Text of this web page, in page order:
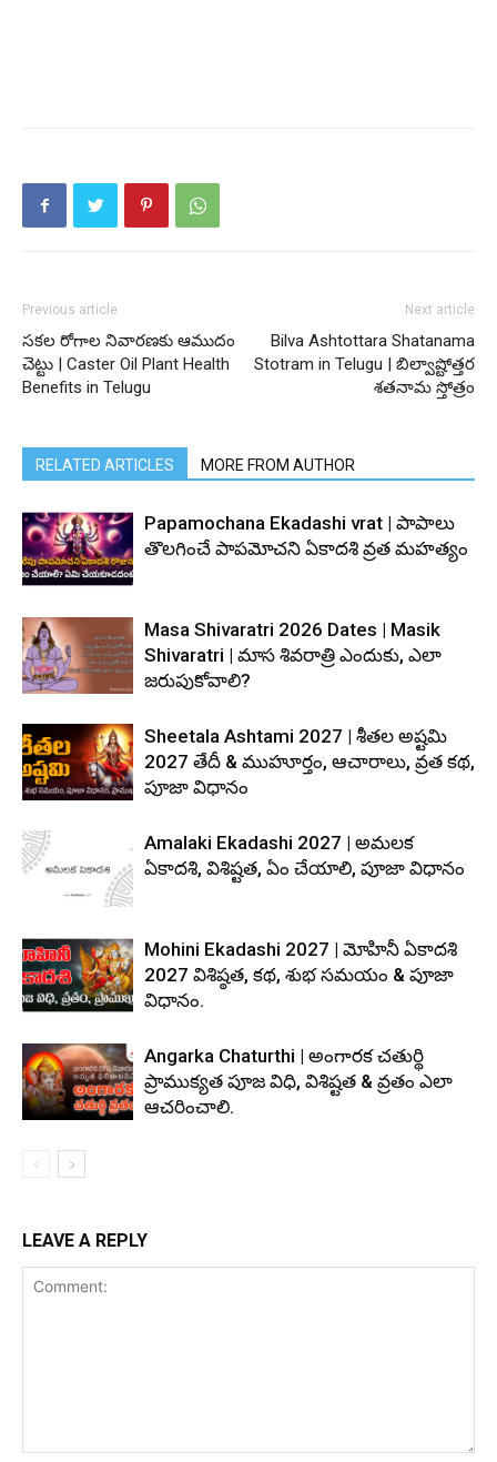
Previous article
సకల రోగాల నివారణకు ఆముదం
చెట్టు | Caster Oil Plant Health
Benefits in Telugu
Next article
Bilva Ashtottara Shatanama
Stotram in Telugu | బిల్వాష్టోత్తర
శతనామ స్తోత్రం
RELATED ARTICLES MORE FROM AUTHOR
Papamochana Ekadashi vrat | పాపాలు
తొలగించే పాపమోచని ఏకాదశి వ్రత మహత్యం
Masa Shivaratri 2026 Dates | Masik
Shivaratri | మాస శివరాత్రి ఎందుకు, ఎలా
జరుపుకోవాలి?
Sheetala Ashtami 2027 | శీతల అష్టమి
2027 తేదీ & ముహూర్తం, ఆచారాలు, వ్రత కథ,
పూజా విధానం
Amalaki Ekadashi 2027 | అమలక
ఏకాదశి, విశిష్టత, ఏం చేయాలి, పూజా విధానం
Mohini Ekadashi 2027 | మోహినీ ఏకాదశి
2027 విశిష్ఠత, కథ, శుభ సమయం & పూజా
విధానం.
Angarka Chaturthi | అంగారక చతుర్థి
ప్రాముక్యత పూజ విధి, విశిష్టత & వ్రతం ఎలా
ఆచరించాలి.
LEAVE A REPLY